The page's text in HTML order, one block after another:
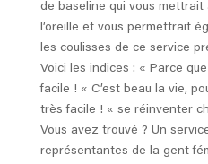
de baseline qui vous mettrait
l’oreille et vous permettrait
les coulisses de ce service
Voici les indices : « Parce
facile ! « C’est beau la vie,
très facile ! « se réinventer
Vous avez trouvé ? Un
représentantes de la gent